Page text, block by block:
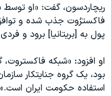
سفر پرزیدنت ترامپ به چین
ریچاردسون، گفت: «او توسط
فاکسترُوت جذب شده و
پول به [بریتانیا] برود و فردی
او افزود: «شبکه
بود، یک گروه جنایتکار
استفاده حکومت ایران است.»